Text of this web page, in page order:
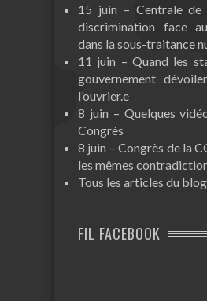
15 juin – Centrale de
discrimination face
dans la sous-traitance
11 juin – Quand les
gouvernement
l’ouvrier.e
8 juin – Quelques
Congrès
8 juin – Congrès de la
les mêmes
Tous les articles du blog
FIL FACEBOOK